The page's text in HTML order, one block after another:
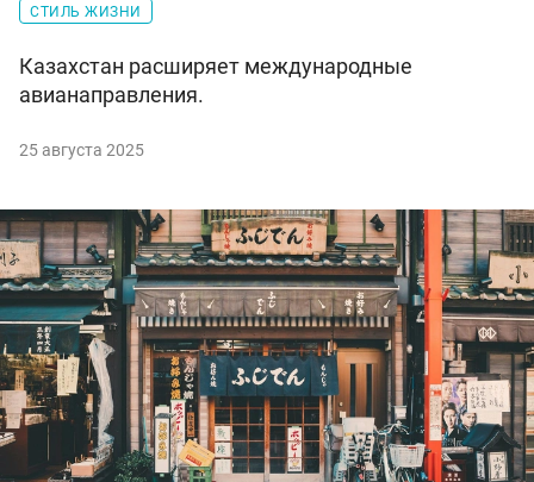
СТИЛЬ ЖИЗНИ
Казахстан расширяет международные
авианаправления.
25 августа 2025